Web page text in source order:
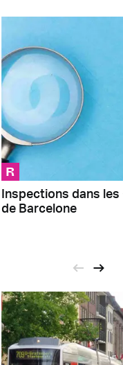
R
Inspections dans les
de Barcelone